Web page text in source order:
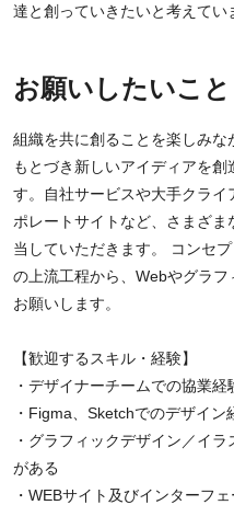
達と創っていきたいと考えてい
お願いしたいこと
組織を共に創ることを楽しみ
もとづき新しいアイディアを
す。自社サービスや大手クラ
ポレートサイトなど、さまざ
当していただきます。 コンセ
の上流工程から、Webやグラ
お願いします。
【歓迎するスキル・経験】
・デザイナーチームでの協業経
・Figma、Sketchでのデザイン
・グラフィックデザイン／イ
がある
・WEBサイト及びインターフ